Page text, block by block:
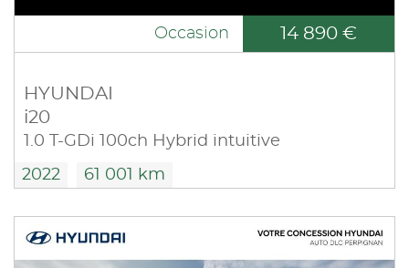
Occasion 14 890 €
HYUNDAI
i20
1.0 T-GDi 100ch Hybrid intuitive
2022 61 001 km